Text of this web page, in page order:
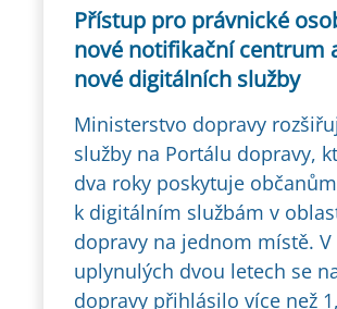
Přístup pro právnické
nové notifikační centrum
nové digitálních služby
Ministerstvo dopravy
služby na Portálu dopravy,
dva roky poskytuje
k digitálním službám v
dopravy na jednom místě. V
uplynulých dvou letech se
dopravy přihlásilo více než